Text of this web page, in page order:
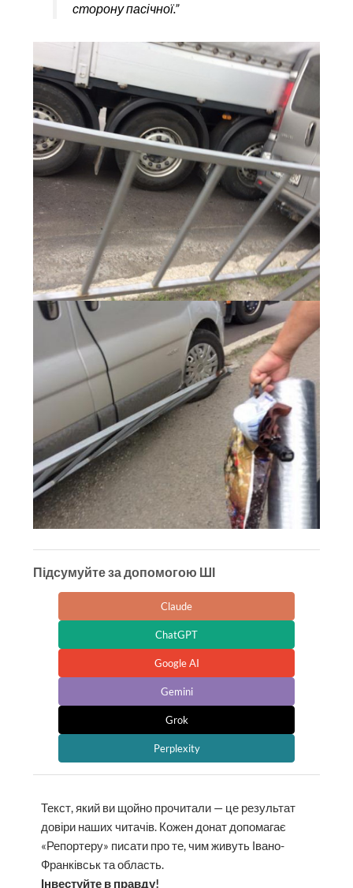
сторону пасічної.”
Підсумуйте за допомогою ШІ
Claude
ChatGPT
Google AI
Gemini
Grok
Perplexity
Текст, який ви щойно прочитали — це результат
довіри наших читачів. Кожен донат допомагає
«Репортеру» писати про те, чим живуть Івано-
Франківськ та область.
Інвестуйте в правду!